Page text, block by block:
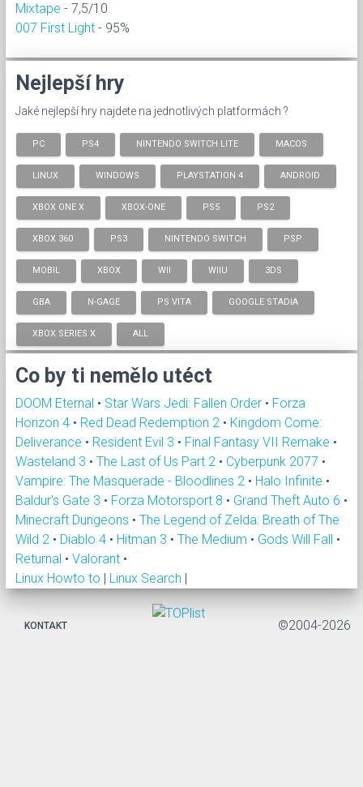
Mixtape - 7,5/10
007 First Light - 95%
Nejlepší hry
Jaké nejlepší hry najdete na jednotlivých platformách ?
PC PS4 NINTENDO SWITCH LITE MACOS
LINUX WINDOWS PLAYSTATION 4 ANDROID
XBOX ONE X XBOX-ONE PS5 PS2
XBOX 360 PS3 NINTENDO SWITCH PSP
MOBIL XBOX WII WIIU 3DS
GBA N-GAGE PS VITA GOOGLE STADIA
XBOX SERIES X ALL
Co by ti nemělo utéct
DOOM Eternal • Star Wars Jedi: Fallen Order • Forza
Horizon 4 • Red Dead Redemption 2 • Kingdom Come:
Deliverance • Resident Evil 3 • Final Fantasy VII Remake •
Wasteland 3 • The Last of Us Part 2 • Cyberpunk 2077 •
Vampire: The Masquerade - Bloodlines 2 • Halo Infinite •
Baldur's Gate 3 • Forza Motorsport 8 • Grand Theft Auto 6 •
Minecraft Dungeons • The Legend of Zelda: Breath of The
Wild 2 • Diablo 4 • Hitman 3 • The Medium • Gods Will Fall •
Returnal • Valorant •
Linux Howto to | Linux Search |
KONTAKT ©2004-2026